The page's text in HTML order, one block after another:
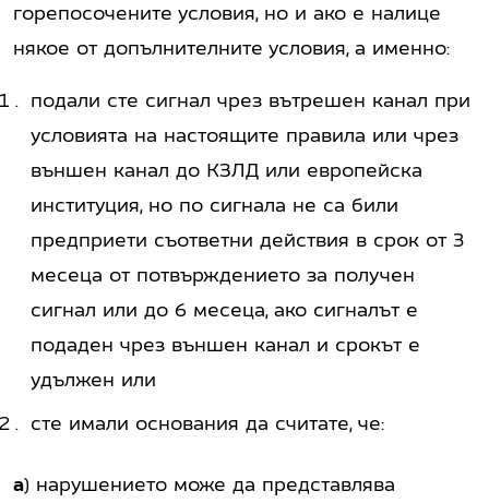
горепосочените условия, но и ако е налице
някое от допълнителните условия, а именно:
подали сте сигнал чрез вътрешен канал при
условията на настоящите правила или чрез
външен канал до КЗЛД или европейска
институция, но по сигнала не са били
предприети съответни действия в срок от 3
месеца от потвърждението за получен
сигнал или до 6 месеца, ако сигналът е
подаден чрез външен канал и срокът е
удължен или
сте имали основания да считате, че:
а) нарушението може да представлява